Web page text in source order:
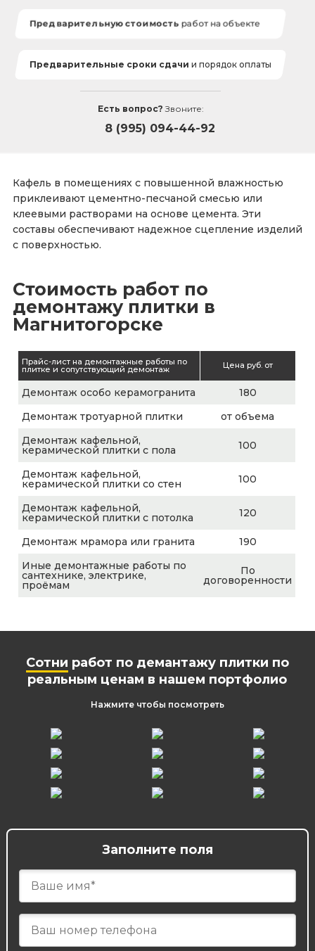
Предварительную стоимость работ на объекте
Предварительные сроки сдачи и порядок оплаты
Есть вопрос? Звоните:
8 (995) 094-44-92
Кафель в помещениях с повышенной влажностью
приклеивают цементно-песчаной смесью или
клеевыми растворами на основе цемента. Эти
составы обеспечивают надежное сцепление изделий
с поверхностью.
Стоимость работ по
демонтажу плитки в
Магнитогорске
Прайс-лист на демонтажные работы по
плитке и сопутствующий демонтаж Цена руб. от
Демонтаж особо керамогранита
180
Демонтаж тротуарной плитки
от объема
Демонтаж кафельной,
керамической плитки с пола 100
Демонтаж кафельной,
керамической плитки со стен 100
Демонтаж кафельной,
керамической плитки с потолка 120
Демонтаж мрамора или гранита
190
Иные демонтажные работы по
сантехнике, электрике,
проёмам
По
договоренности
Сотни работ по демантажу плитки по
реальным ценам в нашем портфолио
Нажмите чтобы посмотреть
Заполните поля